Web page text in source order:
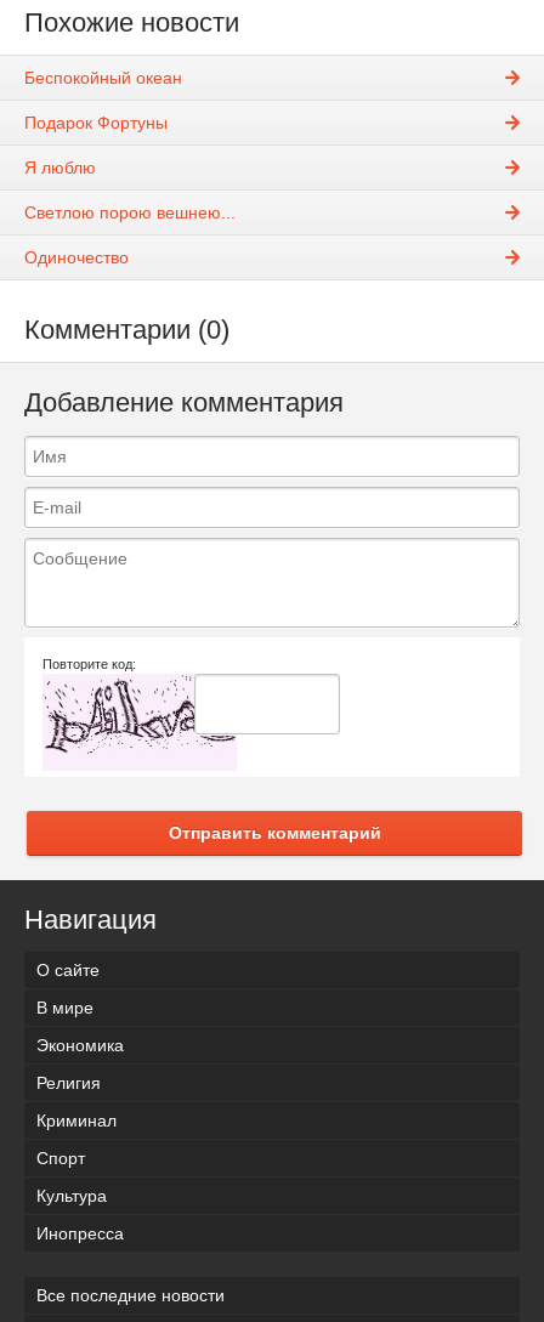
Похожие новости
Беспокойный океан
Подарок Фортуны
Я люблю
Светлою порою вешнею...
Одиночество
Комментарии (0)
Добавление комментария
Повторите код:
Отправить комментарий
Навигация
О сайте
В мире
Экономика
Религия
Криминал
Спорт
Культура
Инопресса
Все последние новости